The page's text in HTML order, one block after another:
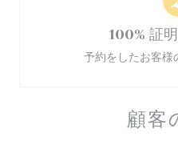
顧客
100% 証
予約をしたお客様